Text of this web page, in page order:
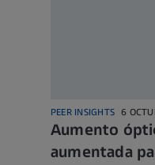
PEER INSIGHTS 6
Aumento
aumentada